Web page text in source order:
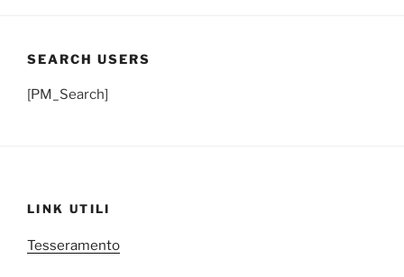
SEARCH USERS
[PM_Search]
LINK UTILI
Tesseramento